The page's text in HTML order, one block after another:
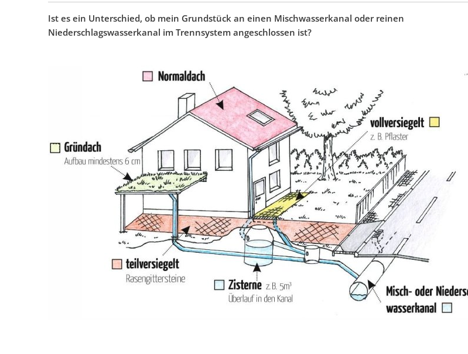
Ist es ein Unterschied, ob mein Grundstück an einen Mischwasserkanal oder reinen
Niederschlagswasserkanal im Trennsystem angeschlossen ist?